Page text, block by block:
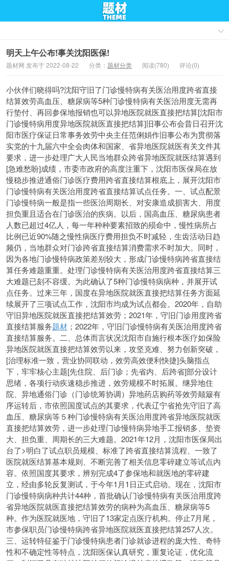
明天上午公布!事关沈阳医保!
题材网 发布于 2022-08-22 分类： 题材分类 阅读(780) 评论(0)
小伙伴们晓得吗?沈阳守旧了门诊慢特病有关医治用度跨省直接
结算效劳高血压、糖尿病等5种门诊慢特病有关医治用度无需再
行垫付、再回参保地报销也可以异地医院就医直接把结算[沈阳市
门诊慢特病用度异地医院就医直接把结算]旧事公布会昔日召开沈
阳市医疗保证日常事务效劳中央主任范俐娟作旧事公布为贯彻落
实党的十九届六中全会肉体和国家、省异地医院就医有关文件其
要求，进一步处理广大人民当地群众跨省异地医院就医结算遇到
[急难愁盼]成绩，市委市政府的高度注重下，沈阳市医保局在放
慢稳步推进通俗门诊医疗费用跨省直接结算根底上，展开沈阳市
门诊慢特病有关医治用度跨省直接结算试点任务。一、试点配景
门诊慢特病一般是指一些医治周期长、对安康造成损害大、用度
担负重且适合在门诊医治的疾病。以后，国高血压、糖尿病患者
人数已超过4亿人，每一年种种要素招致的殒命中，慢性病所占
比例已近90%随之慢性病医疗费用担负不时减轻，生齿活动日趋
频仍，当地群众对门诊跨省直接结算消费需求不时加大。同时，
因为各地门诊慢特病政策差别较大，形成门诊慢特病跨省直接结
算任务难题重重。处理门诊慢特病有关医治用度跨省直接结算三
大难题已刻不容缓。为此确认了5种门诊慢特病病种，并展开试
点任务。过来三年，国度在异地医院就医直接把结算任务方面延
续展开了三项试点工作，沈阳市均成为试点都会。2020年，自助
守旧异地医院就医直接把结算效劳；2021年，守旧门诊用度跨省
直接结算服务题材 ；2022年，守旧门诊慢特病有关医治用度跨省
直接结算服务。二、总体而言状况沈阳市自施行根本医疗如保险
异地医院就医直接把结算效劳以来，攻坚克难、努力创新突破，
[治理标准一致，营业协同联动，效劳高效便利快捷]头脑指点
下，牢牢核心主题[先住院、后门诊；先省内、后跨省]部分设计
思绪，各项行动疾速稳步推进，效劳规模不时拓展。继异地住
院、异地通俗门诊（门诊统筹协调）异地药店购药等效劳颠簸有
序运转后，市依照国度试点的其要求，代表辽宁省抢先守旧了高
血压、糖尿病等５种门诊慢特病有关医治用度跨省异地医院就医
直接把结算效劳，进一步处理门诊慢特病异地手工报销多、垫资
大、担负重、周期长的三大难题。2021年12月，沈阳市医保局出
台了>明白了试点职员规模、标准了跨省直接结算流程、一致了
医院就医结算基本规则、不断完善了相关信息零碎建立等试点内
容。依照国度其要求，辨别完成4了参保地和就医地的零碎建
立，经由多轮反复测试，于今年1月1日正式启动。现在，沈阳市
门诊慢特病病种共计44种，首批确认门诊慢特病有关医治用度跨
省异地医院就医直接把结算效劳的病种为高血压、糖尿病等5
种。作为医院就医地，守旧了13家定点医疗机构。停止7月尾，
市参保职员门诊慢特病跨省异地医院就医直接把结算257人次。
三、运转特征鉴于门诊慢特病患者门诊就诊进程的庞大性、奇特
性和不确定性等特点，沈阳医保认真研究，重复论证，优化流